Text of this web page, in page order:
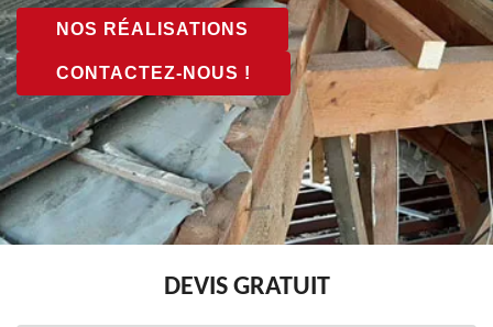
NOS RÉALISATIONS
CONTACTEZ-NOUS !
DEVIS GRATUIT